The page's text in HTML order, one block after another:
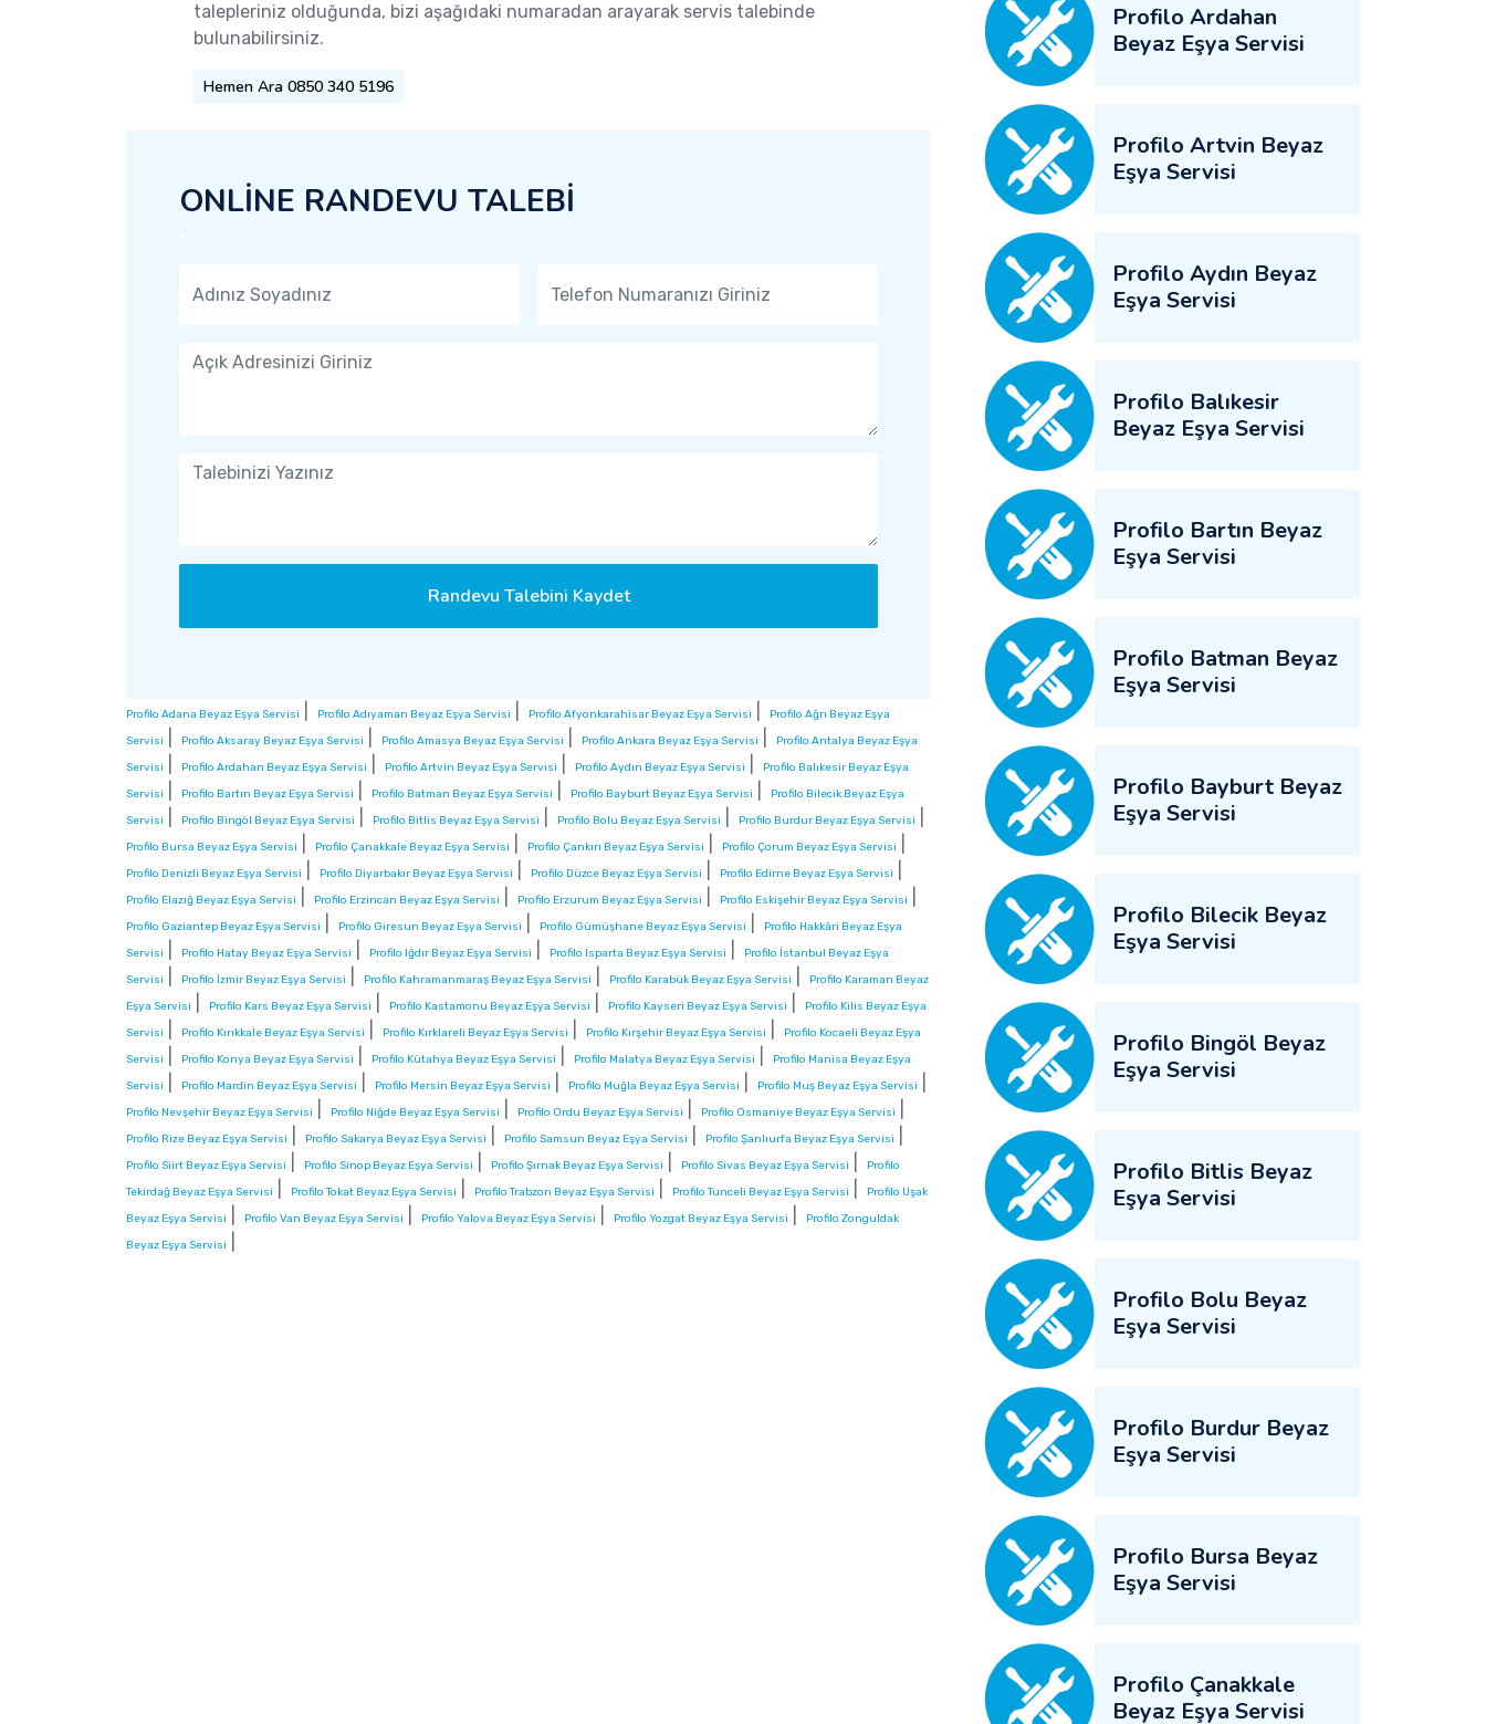
talepleriniz olduğunda, bizi aşağıdaki numaradan arayarak servis talebinde
bulunabilirsiniz.
Hemen Ara 0850 340 5196
ONLİNE RANDEVU TALEBİ
Randevu Talebini Kaydet
Profilo Adana Beyaz Eşya Servisi Profilo Adıyaman Beyaz Eşya Servisi Profilo Afyonkarahisar Beyaz Eşya Servisi
Profilo Ağrı Beyaz Eşya
Servisi
Profilo Aksaray Beyaz Eşya Servisi Profilo Amasya Beyaz Eşya Servisi Profilo Ankara Beyaz Eşya Servisi
Profilo Antalya Beyaz Eşya
Servisi
Profilo Ardahan Beyaz Eşya Servisi Profilo Artvin Beyaz Eşya Servisi Profilo Aydın Beyaz Eşya Servisi
Profilo Balıkesir Beyaz Eşya
Servisi
Profilo Bartın Beyaz Eşya Servisi Profilo Batman Beyaz Eşya Servisi Profilo Bayburt Beyaz Eşya Servisi
Profilo Bilecik Beyaz Eşya
Servisi
Profilo Bingöl Beyaz Eşya Servisi Profilo Bitlis Beyaz Eşya Servisi Profilo Bolu Beyaz Eşya Servisi Profilo Burdur Beyaz Eşya Servisi
Profilo Bursa Beyaz Eşya Servisi Profilo Çanakkale Beyaz Eşya Servisi Profilo Çankırı Beyaz Eşya Servisi Profilo Çorum Beyaz Eşya Servisi
Profilo Denizli Beyaz Eşya Servisi Profilo Diyarbakır Beyaz Eşya Servisi Profilo Düzce Beyaz Eşya Servisi Profilo Edirne Beyaz Eşya Servisi
Profilo Elazığ Beyaz Eşya Servisi Profilo Erzincan Beyaz Eşya Servisi Profilo Erzurum Beyaz Eşya Servisi Profilo Eskişehir Beyaz Eşya Servisi
Profilo Gaziantep Beyaz Eşya Servisi Profilo Giresun Beyaz Eşya Servisi Profilo Gümüşhane Beyaz Eşya Servisi
Profilo Hakkâri Beyaz Eşya
Servisi
Profilo Hatay Beyaz Eşya Servisi Profilo Iğdır Beyaz Eşya Servisi Profilo Isparta Beyaz Eşya Servisi
Profilo İstanbul Beyaz Eşya
Servisi
Profilo İzmir Beyaz Eşya Servisi Profilo Kahramanmaraş Beyaz Eşya Servisi Profilo Karabük Beyaz Eşya Servisi
Profilo Karaman Beyaz
Eşya Servisi
Profilo Kars Beyaz Eşya Servisi Profilo Kastamonu Beyaz Eşya Servisi Profilo Kayseri Beyaz Eşya Servisi
Profilo Kilis Beyaz Eşya
Servisi
Profilo Kırıkkale Beyaz Eşya Servisi Profilo Kırklareli Beyaz Eşya Servisi Profilo Kırşehir Beyaz Eşya Servisi
Profilo Kocaeli Beyaz Eşya
Servisi
Profilo Konya Beyaz Eşya Servisi Profilo Kütahya Beyaz Eşya Servisi Profilo Malatya Beyaz Eşya Servisi
Profilo Manisa Beyaz Eşya
Servisi
Profilo Mardin Beyaz Eşya Servisi Profilo Mersin Beyaz Eşya Servisi Profilo Muğla Beyaz Eşya Servisi Profilo Muş Beyaz Eşya Servisi
Profilo Nevşehir Beyaz Eşya Servisi Profilo Niğde Beyaz Eşya Servisi Profilo Ordu Beyaz Eşya Servisi Profilo Osmaniye Beyaz Eşya Servisi
Profilo Rize Beyaz Eşya Servisi Profilo Sakarya Beyaz Eşya Servisi Profilo Samsun Beyaz Eşya Servisi Profilo Şanlıurfa Beyaz Eşya Servisi
Profilo Siirt Beyaz Eşya Servisi Profilo Sinop Beyaz Eşya Servisi Profilo Şırnak Beyaz Eşya Servisi Profilo Sivas Beyaz Eşya Servisi
Profilo
Tekirdağ Beyaz Eşya Servisi
Profilo Tokat Beyaz Eşya Servisi Profilo Trabzon Beyaz Eşya Servisi Profilo Tunceli Beyaz Eşya Servisi
Profilo Uşak
Beyaz Eşya Servisi
Profilo Van Beyaz Eşya Servisi Profilo Yalova Beyaz Eşya Servisi Profilo Yozgat Beyaz Eşya Servisi
Profilo Zonguldak
Beyaz Eşya Servisi
Profilo Ardahan
Beyaz Eşya Servisi
Profilo Artvin Beyaz
Eşya Servisi
Profilo Aydın Beyaz
Eşya Servisi
Profilo Balıkesir
Beyaz Eşya Servisi
Profilo Bartın Beyaz
Eşya Servisi
Profilo Batman Beyaz
Eşya Servisi
Profilo Bayburt Beyaz
Eşya Servisi
Profilo Bilecik Beyaz
Eşya Servisi
Profilo Bingöl Beyaz
Eşya Servisi
Profilo Bitlis Beyaz
Eşya Servisi
Profilo Bolu Beyaz
Eşya Servisi
Profilo Burdur Beyaz
Eşya Servisi
Profilo Bursa Beyaz
Eşya Servisi
Profilo Çanakkale
Beyaz Eşya Servisi